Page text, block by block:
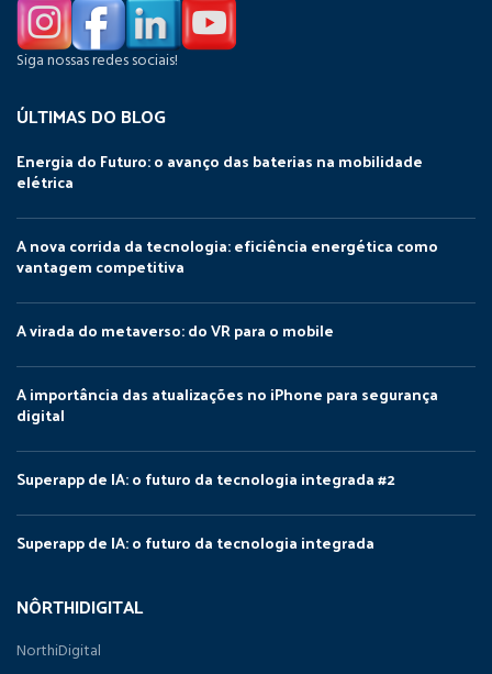
Siga nossas redes sociais!
ÚLTIMAS DO BLOG
Energia do Futuro: o avanço das baterias na mobilidade
elétrica
A nova corrida da tecnologia: eficiência energética como
vantagem competitiva
A virada do metaverso: do VR para o mobile
A importância das atualizações no iPhone para segurança
digital
Superapp de IA: o futuro da tecnologia integrada #2
Superapp de IA: o futuro da tecnologia integrada
NÔRTHIDIGITAL
NorthiDigital